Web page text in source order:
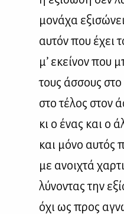
μονάχα εξισώνει
αυτόν που έχει
μ’ εκείνον που
τους άσσους στο
στο τέλος στον
κι ο ένας και ο
και μόνο αυτός
με ανοιχτά
λύνοντας την
όχι ως προς